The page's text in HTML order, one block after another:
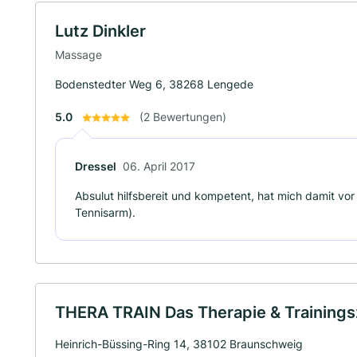
Lutz Dinkler
Massage
Bodenstedter Weg 6, 38268 Lengede
5.0 (2 Bewertungen)
Dressel 06. April 2017
Absulut hilfsbereit und kompetent, hat mich damit
Tennisarm).
THERA TRAIN Das Therapie &
Heinrich-Büssing-Ring 14, 38102 Braunschweig